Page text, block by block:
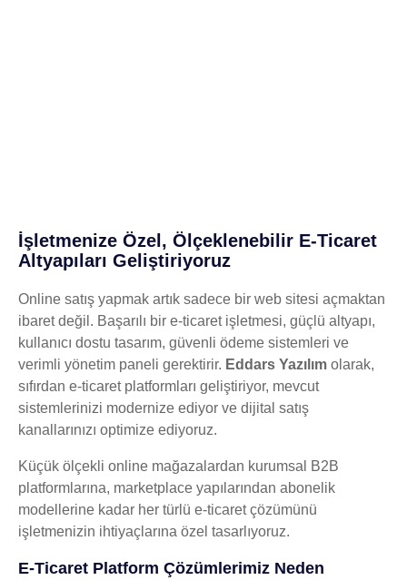
İşletmenize Özel, Ölçeklenebilir E-Ticaret
Altyapıları Geliştiriyoruz
Online satış yapmak artık sadece bir web sitesi açmaktan
ibaret değil. Başarılı bir e-ticaret işletmesi, güçlü altyapı,
kullanıcı dostu tasarım, güvenli ödeme sistemleri ve
verimli yönetim paneli gerektirir. Eddars Yazılım olarak,
sıfırdan e-ticaret platformları geliştiriyor, mevcut
sistemlerinizi modernize ediyor ve dijital satış
kanallarınızı optimize ediyoruz.
Küçük ölçekli online mağazalardan kurumsal B2B
platformlarına, marketplace yapılarından abonelik
modellerine kadar her türlü e-ticaret çözümünü
işletmenizin ihtiyaçlarına özel tasarlıyoruz.
E-Ticaret Platform Çözümlerimiz Neden